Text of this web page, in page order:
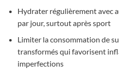
Hydrater régulièrement avec
par jour, surtout après sport
Limiter la consommation de
transformés qui favorisent
imperfections